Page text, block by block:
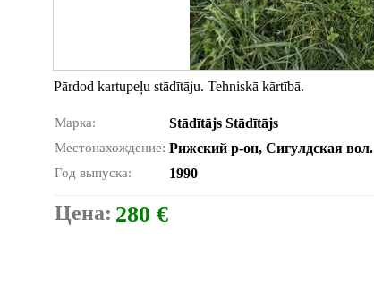
Pārdod kartupeļu stādītāju. Tehniskā kārtībā.
Марка: Stādītājs Stādītājs
Местонахождение: Рижский р-он, Сигулдская вол.
Год выпуска: 1990
Цена: 280 €